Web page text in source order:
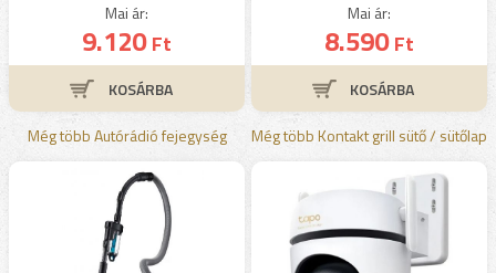
Mai ár:
9.120Ft
Még több Autórádió fejegység
Mai ár:
8.590Ft
Még több Kontakt grill sütő / sütőlap